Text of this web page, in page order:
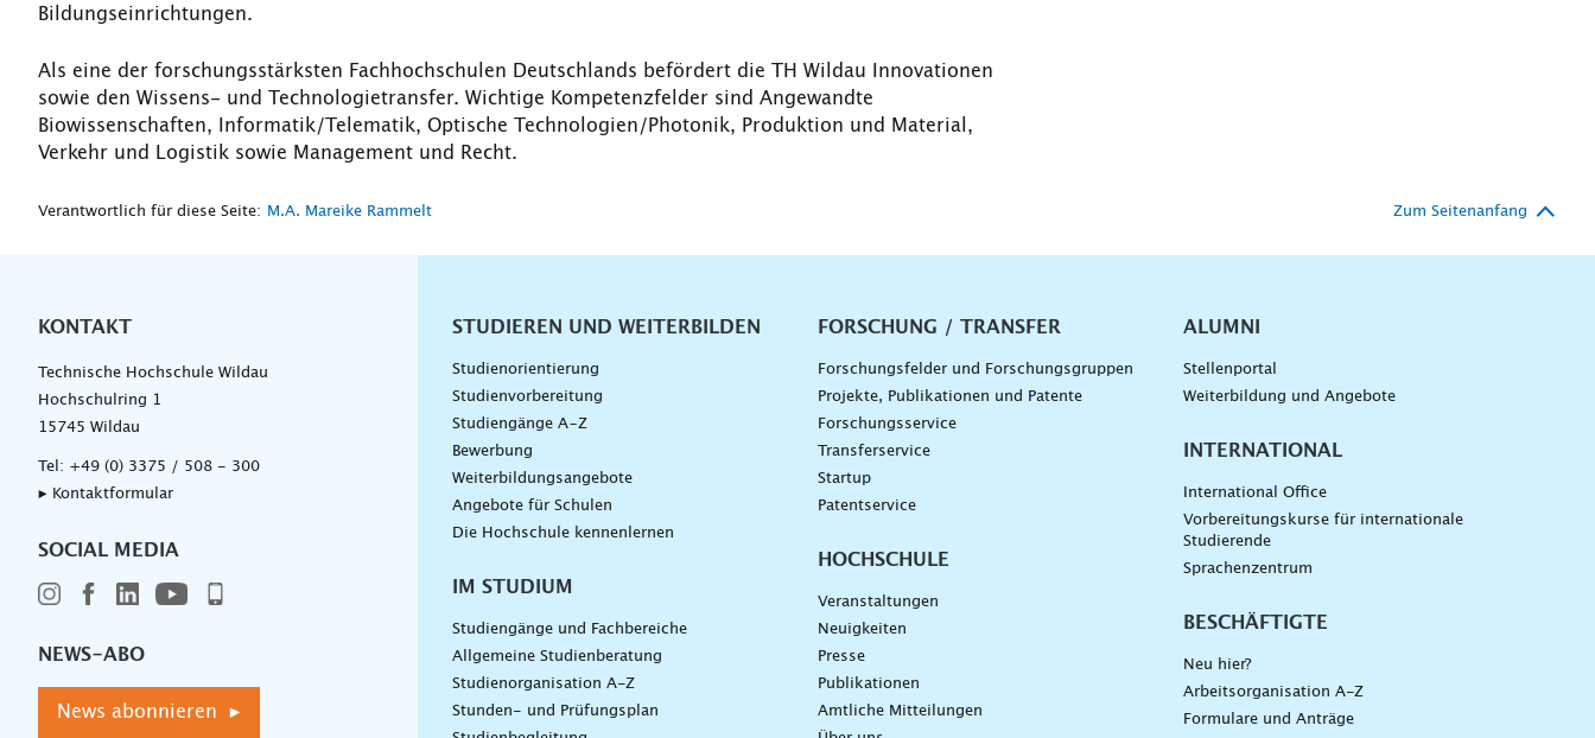
Bildungseinrichtungen.
Als eine der forschungsstärksten Fachhochschulen Deutschlands befördert die TH Wildau Innovationen
sowie den Wissens- und Technologietransfer. Wichtige Kompetenzfelder sind Angewandte
Biowissenschaften, Informatik/Telematik, Optische Technologien/Photonik, Produktion und Material,
Verkehr und Logistik sowie Management und Recht.
Verantwortlich für diese Seite: M.A. Mareike Rammelt Zum Seitenanfang
KONTAKT
Technische Hochschule Wildau
Hochschulring 1
15745 Wildau
Tel: +49 (0) 3375 / 508 - 300
▸ Kontaktformular
SOCIAL MEDIA
NEWS-ABO
News abonnieren ▸
Unternavigation
STUDIEREN UND WEITERBILDEN
Studienorientierung
Studienvorbereitung
Studiengänge A–Z
Bewerbung
Weiterbildungsangebote
Angebote für Schulen
Die Hochschule kennenlernen
IM STUDIUM
Studiengänge und Fachbereiche
Allgemeine Studienberatung
Studienorganisation A-Z
Stunden- und Prüfungsplan
FORSCHUNG / TRANSFER
Forschungsfelder und Forschungsgruppen
Projekte, Publikationen und Patente
Forschungsservice
Transferservice
Startup
Patentservice
HOCHSCHULE
Veranstaltungen
Neuigkeiten
Presse
Publikationen
Amtliche Mitteilungen
ALUMNI
Stellenportal
Weiterbildung und Angebote
INTERNATIONAL
International Office
Vorbereitungskurse für internationale
Studierende
Sprachenzentrum
BESCHÄFTIGTE
Neu hier?
Arbeitsorganisation A-Z
Formulare und Anträge